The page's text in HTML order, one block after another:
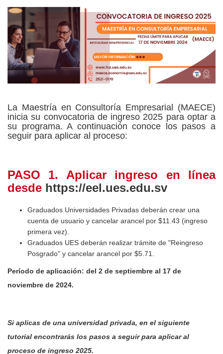
La Maestría en Consultoría Empresarial (MAECE)
inicia su convocatoria de ingreso 2025 para optar a
su programa. A continuación conoce los pasos a
seguir para aplicar al proceso:
PASO 1. Aplicar ingreso en línea
desde https://eel.ues.edu.sv
Graduados Universidades Privadas deberán crear una
cuenta de usuario y cancelar arancel por $11.43 (ingreso
primera vez).
Graduados UES deberán realizar trámite de "Reingreso
Posgrado" y cancelar arancel por $5.71.
Período de aplicación: del 2 de septiembre al 17 de
noviembre de 2024.
Si aplicas de una universidad privada, en el siguiente
tutorial encontrarás los pasos a seguir para aplicar al
proceso de ingreso 2025.